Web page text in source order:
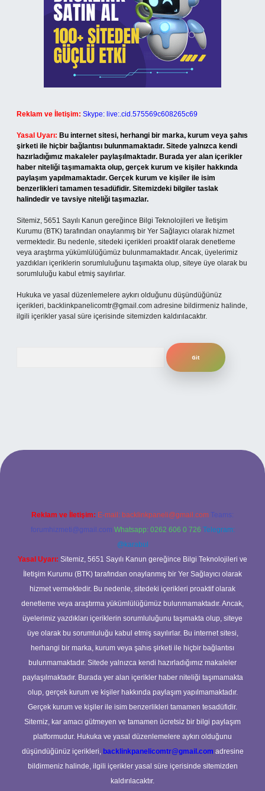
Reklam ve İletişim: Skype: live:.cid.575569c608265c69
Yasal Uyarı: Bu internet sitesi, herhangi bir marka, kurum veya şahıs
şirketi ile hiçbir bağlantısı bulunmamaktadır. Sitede yalnızca kendi
hazırladığımız makaleler paylaşılmaktadır. Burada yer alan içerikler
haber niteliği taşımamakta olup, gerçek kurum ve kişiler hakkında
paylaşım yapılmamaktadır. Gerçek kurum ve kişiler ile isim
benzerlikleri tamamen tesadüfidir. Sitemizdeki bilgiler taslak
halindedir ve tavsiye niteliği taşımazlar.
Sitemiz, 5651 Sayılı Kanun gereğince Bilgi Teknolojileri ve İletişim
Kurumu (BTK) tarafından onaylanmış bir Yer Sağlayıcı olarak hizmet
vermektedir. Bu nedenle, sitedeki içerikleri proaktif olarak denetleme
veya araştırma yükümlülüğümüz bulunmamaktadır. Ancak, üyelerimiz
yazdıkları içeriklerin sorumluluğunu taşımakta olup, siteye üye olarak bu
sorumluluğu kabul etmiş sayılırlar.
Hukuka ve yasal düzenlemelere aykırı olduğunu düşündüğünüz
içerikleri, backlinkpanelicomtr@gmail.com adresine bildirmeniz halinde,
ilgili içerikler yasal süre içerisinde sitemizden kaldırılacaktır.
Reklam ve İletişim: E-mail: backlinkpaneli@gmail.com Teams:
forumhizmeti@gmail.com Whatsapp: 0262 606 0 726 Telegram:
@karabul
Yasal Uyarı: Sitemiz, 5651 Sayılı Kanun gereğince Bilgi Teknolojileri ve
İletişim Kurumu (BTK) tarafından onaylanmış bir Yer Sağlayıcı olarak
hizmet vermektedir. Bu nedenle, sitedeki içerikleri proaktif olarak
denetleme veya araştırma yükümlülüğümüz bulunmamaktadır. Ancak,
üyelerimiz yazdıkları içeriklerin sorumluluğunu taşımakta olup, siteye
üye olarak bu sorumluluğu kabul etmiş sayılırlar. Bu internet sitesi,
herhangi bir marka, kurum veya şahıs şirketi ile hiçbir bağlantısı
bulunmamaktadır. Sitede yalnızca kendi hazırladığımız makaleler
paylaşılmaktadır. Burada yer alan içerikler haber niteliği taşımamakta
olup, gerçek kurum ve kişiler hakkında paylaşım yapılmamaktadır.
Gerçek kurum ve kişiler ile isim benzerlikleri tamamen tesadüfidir.
Sitemiz, kar amacı gütmeyen ve tamamen ücretsiz bir bilgi paylaşım
platformudur. Hukuka ve yasal düzenlemelere aykırı olduğunu
düşündüğünüz içerikleri, backlinkpanelicomtr@gmail.com adresine
bildirmeniz halinde, ilgili içerikler yasal süre içerisinde sitemizden
kaldırılacaktır.